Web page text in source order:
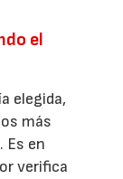
el
elegida,
más
Es en
verifica